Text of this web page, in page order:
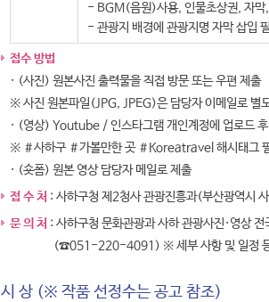
- BGM(음원)사용, 인물초상권, 자막,
- 관광지 배경에 관광지명 자막 삽입
접수 방법
· (사진) 원본사진 출력물을 직접 방문 또는 우편 제출
※ 사진 원본파일(JPG, JPEG)은 담당자 이메일로 별
· (영상) Youtube / 인스타그램 개인계정에 업로드
※ ＃사하구 ＃가볼만한 곳 ＃Koreatravel 해시태그
· (숏폼) 원본 영상 담당자 메일로 제출
접 수 처 : 사하구청 제2청사 관광진흥과(부산광역시
문 의 처 : 사하구청 문화관광과 사하 관광사진·영상 전
(☎051-220-4091) ※ 세부 사항 및 일정 등은
시 상 (※ 작품 선정수는 공고 참조)